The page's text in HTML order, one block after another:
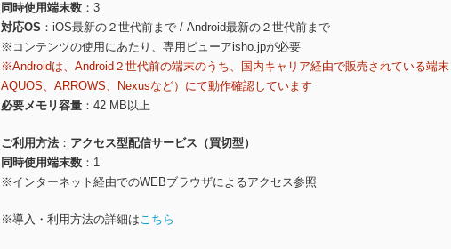
同時使用端末数
3
対応OS
iOS最新の２世代前まで / Android最新の２世代前まで
※コンテンツの使用にあたり、専用ビューアisho.jpが必要
※Androidは、Android２世代前の端末のうち、国内キャリア経由で販売されている端末
AQUOS、ARROWS、Nexusなど）にて動作確認しています
必要メモリ容量
42 MB以上
ご利用方法
アクセス型配信サービス（買切型）
同時使用端末数
1
※インターネット経由でのWEBブラウザによるアクセス参照
※導入・利用方法の詳細はこちら